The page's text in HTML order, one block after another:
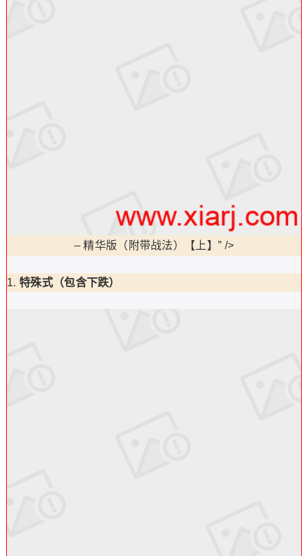
–精华版（附带战法）【上】” />
特殊式（包含下跌）